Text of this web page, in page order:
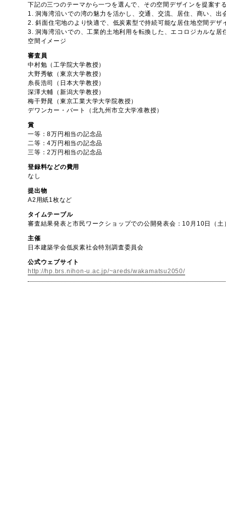
下記の三つのテーマから一つを選んで、その空間デザインを提案す
1. 洞海湾沿いでの湾の魅力を活かし、交通、交流、居住、商い、出
2. 斜面住宅地のより快適で、低炭素型で持続可能な居住地空間デザ
3. 洞海湾沿いでの、工業的土地利用を転換した、エコロジカルな居
空間イメージ
審査員
中村勉（工学院大学教授）
大野秀敏（東京大学教授）
糸長浩司（日本大学教授）
深澤大輔（新潟大学教授）
梅干野晁（東京工業大学大学院教授）
デワンカー・バート（北九州市立大学准教授）
賞
一等：8万円相当の記念品
二等：4万円相当の記念品
三等：2万円相当の記念品
登録料などの費用
なし
提出物
A2用紙1枚など
タイムテーブル
審査結果発表と市民ワークショップでの公開発表会：10月10日（土
主催
日本建築学会低炭素社会特別調査委員会
公式ウェブサイト
http://hp.brs.nihon-u.ac.jp/~areds/wakamatsu2050/